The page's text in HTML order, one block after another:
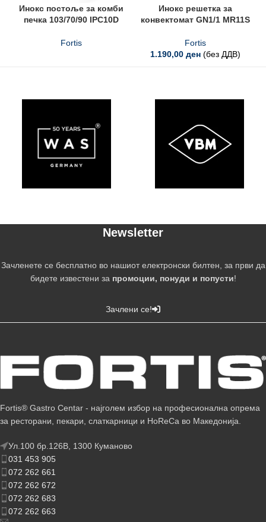
Инокс постоље за комби
печка 103/70/90 IPC10D
Fortis
Инокс решетка за
конвектомат GN1/1 MR11S
Fortis
1.190,00 ден (без ДДВ)
Newsletter
Зачленете се бесплатно во нашиот електронски билтен, за први да
бидете известени за промоции, понуди и попусти!
Зачлени се!
Fortis® Gastro Centar - најголем избор на професионална опрема
за ресторани, пекари, слаткарници и HoReCa во Македонија.
Ул.100 бр.126В, 1300 Куманово
031 453 905
072 262 661
072 262 672
072 262 683
072 262 663